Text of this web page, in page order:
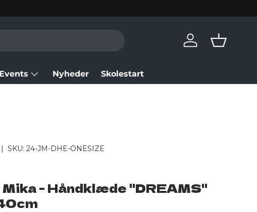
Log in Basket
Events Nyheder Skolestart
|SKU: 24-JM-DHE-ONESIZE
- Håndklæde "DREAMS"